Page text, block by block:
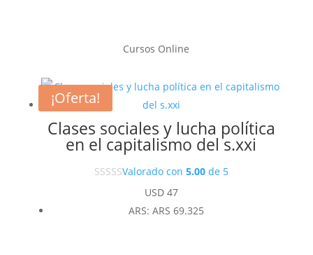
Cursos Online
Clases sociales y lucha política
en el capitalismo del s.xxi
Valorado con 5.00de 5
USD47
ARS: ARS 69.325
¡Oferta!